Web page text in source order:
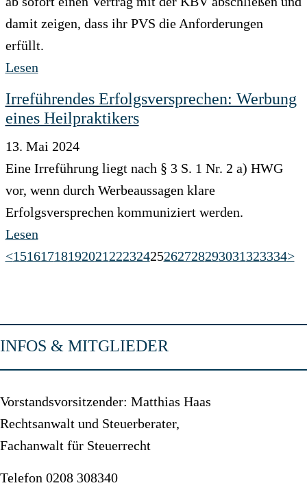
damit zeigen, dass ihr PVS die Anforderungen
erfüllt.
Lesen
Irreführendes Erfolgsversprechen: Werbung
eines Heilpraktikers
13. Mai 2024
Eine Irreführung liegt nach § 3 S. 1 Nr. 2 a) HWG
vor, wenn durch Werbeaussagen klare
Erfolgsversprechen kommuniziert werden.
Lesen
<1516171819202122232425262728293031323334>
INFOS & MITGLIEDER
Vorstandsvorsitzender: Matthias Haas
Rechtsanwalt und Steuerberater,
Fachanwalt für Steuerrecht
Telefon 0208 308340